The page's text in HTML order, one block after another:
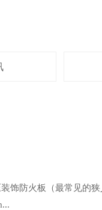
饰防火板（最常见的狭